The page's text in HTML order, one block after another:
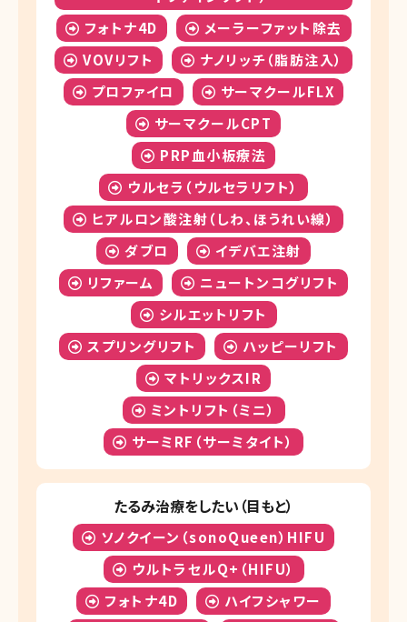
フォトナ4D
メーラーファット除去
VOVリフト
ナノリッチ（脂肪注入）
プロファイロ
サーマクールFLX
サーマクールCPT
PRP血小板療法
ウルセラ（ウルセラリフト）
ヒアルロン酸注射（しわ、ほうれい線）
ダブロ
イデバエ注射
リファーム
ニュートンコグリフト
シルエットリフト
スプリングリフト
ハッピーリフト
マトリックスIR
ミントリフト（ミニ）
サーミRF（サーミタイト）
たるみ治療をしたい（目もと）
ソノクイーン（sonoQueen）HIFU
ウルトラセルQ+（HIFU）
フォトナ4D
ハイフシャワー